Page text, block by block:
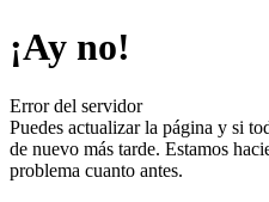
¡Ay no!
Error del servidor
Puedes actualizar la página y si
de nuevo más tarde. Estamos
problema cuanto antes.